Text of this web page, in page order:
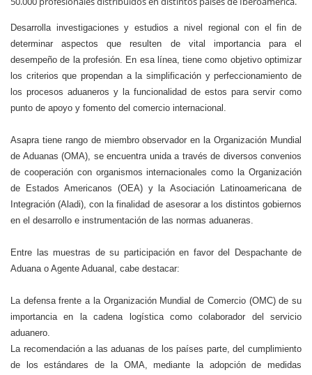
Desarrolla investigaciones y estudios a nivel regional con el fin de
determinar aspectos que resulten de vital importancia para el
desempeño de la profesión. En esa línea, tiene como objetivo optimizar
los criterios que propendan a la simplificación y perfeccionamiento de
los procesos aduaneros y la funcionalidad de estos para servir como
punto de apoyo y fomento del comercio internacional.
Asapra tiene rango de miembro observador en la Organización Mundial
de Aduanas (OMA), se encuentra unida a través de diversos convenios
de cooperación con organismos internacionales como la Organización
de Estados Americanos (OEA) y la Asociación Latinoamericana de
Integración (Aladi), con la finalidad de asesorar a los distintos gobiernos
en el desarrollo e instrumentación de las normas aduaneras.
Entre las muestras de su participación en favor del Despachante de
Aduana o Agente Aduanal, cabe destacar:
La defensa frente a la Organización Mundial de Comercio (OMC) de su
importancia en la cadena logística como colaborador del servicio
aduanero.
La recomendación a las aduanas de los países parte, del cumplimiento
de los estándares de la OMA, mediante la adopción de medidas